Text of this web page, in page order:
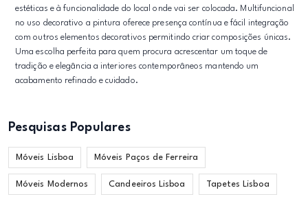
estéticas e à funcionalidade do local onde vai ser colocada. Multifuncional
no uso decorativo a pintura oferece presença contínua e fácil integração
com outros elementos decorativos permitindo criar composições únicas.
Uma escolha perfeita para quem procura acrescentar um toque de
tradição e elegância a interiores contemporâneos mantendo um
acabamento refinado e cuidado.
Pesquisas Populares
Móveis Lisboa Móveis Paços de Ferreira
Móveis Modernos Candeeiros Lisboa Tapetes Lisboa